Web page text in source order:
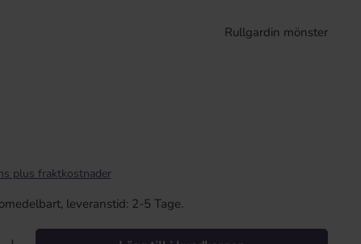
Rullgardin mönster
plus fraktkostnader
leveranstid: 2-5 Tage.
Ange önskat värde eller använd knapparna för att öka eller minska